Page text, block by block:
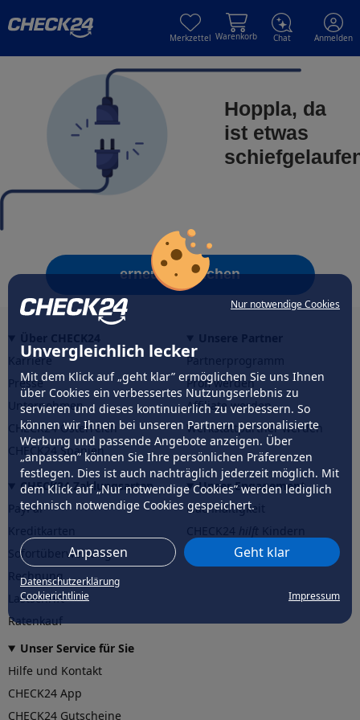
Nur notwendige Cookies
Unvergleichlich lecker
Mit dem Klick auf „geht klar” ermöglichen Sie uns Ihnen
über Cookies ein verbessertes Nutzungserlebnis zu
servieren und dieses kontinuierlich zu verbessern. So
können wir Ihnen bei unseren Partnern personalisierte
Werbung und passende Angebote anzeigen. Über
„anpassen” können Sie Ihre persönlichen Präferenzen
festlegen. Dies ist auch nachträglich jederzeit möglich. Mit
dem Klick auf „Nur notwendige Cookies” werden lediglich
technisch notwendige Cookies gespeichert.
Anpassen Geht klar
Datenschutzerklärung
Cookierichtlinie
Impressum
Merkzettel Warenkorb Chat Anmelden
Hoppla, da
ist etwas
erneut versuchen
Karriere
Presse
Unternehmen
CHECK24 Österreich
CHECK24 Spanien
Partnerprogramm
Profi werden
Affiliate werden
Werkstattpartner werden
CHECK24 Zahlungsarten
PayPal
Sofortüberweisung
Rechnung
Lastschrift
Ratenkauf
Unser Engagement
Nachhaltigkeit
CHECK24hilftder Natur
Unser Service für Sie
Hilfe und Kontakt
CHECK24 App
CHECK24 Gutscheine